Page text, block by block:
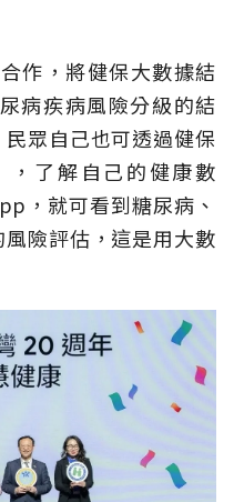
作，將健保大數據結
病疾病風險分級的結
眾自己也可透過健保
了解自己的健康數
，就可看到糖尿病、
險評估，這是用大數